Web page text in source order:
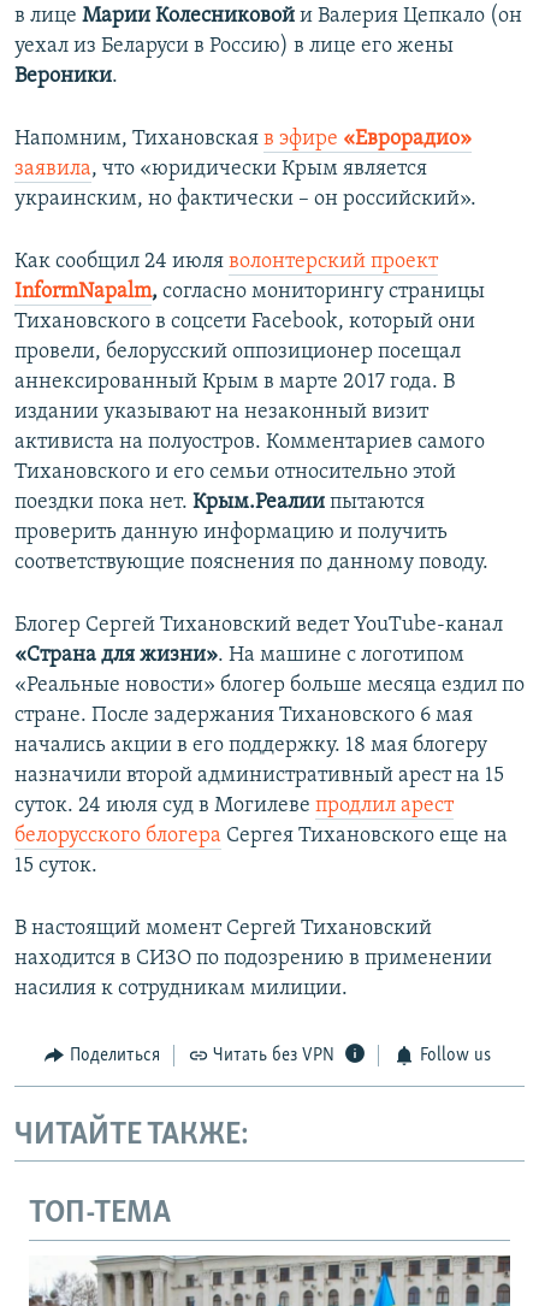
в лице Марии Колесниковой и Валерия Цепкало (он
уехал из Беларуси в Россию) в лице его жены
Вероники.
Напомним, Тихановская в эфире «Еврорадио»
заявила, что «юридически Крым является
украинским, но фактически – он российский».
Как сообщил 24 июля волонтерский проект
InformNapalm, согласно мониторингу страницы
Тихановского в соцсети Facebook, который они
провели, белорусский оппозиционер посещал
аннексированный Крым в марте 2017 года. В
издании указывают на незаконный визит
активиста на полуостров. Комментариев самого
Тихановского и его семьи относительно этой
поездки пока нет. Крым.Реалии пытаются
проверить данную информацию и получить
соответствующие пояснения по данному поводу.​
Блогер Сергей Тихановский ведет YouTube-канал
«Страна для жизни». На машине с логотипом
«Реальные новости» блогер больше месяца ездил по
стране. После задержания Тихановского 6 мая
начались акции в его поддержку. 18 мая блогеру
назначили второй административный арест на 15
суток. 24 июля суд в Могилеве продлил арест
белорусского блогера Сергея Тихановского еще на
15 суток.
В настоящий момент Сергей Тихановский
находится в СИЗО по подозрению в применении
насилия к сотрудникам милиции.
Поделиться Читать без VPN Follow us
ЧИТАЙТЕ ТАКЖЕ:
ТОП-ТЕМА